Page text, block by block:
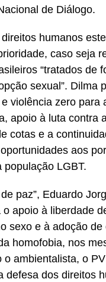
de Diálogo.
humanos
caso seja
“tratados de
sexual”. Dilma
violência zero para
apoio à luta contra
cotas e a
aos
LGBT.
paz”, Eduardo
apoio à liberdade
sexo e à adoção
homofobia, nos
ambientalista, o
defesa dos direitos